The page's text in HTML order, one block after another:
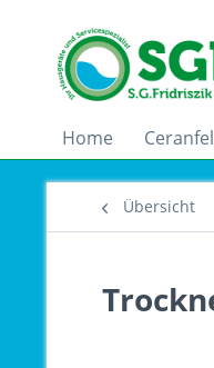
Home
Übersicht